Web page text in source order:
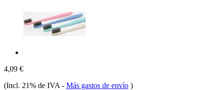
4,09 €
(Incl. 21% de IVA - Más gastos de envío )